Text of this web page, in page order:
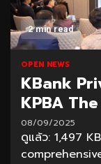
2 min read
OPEN NEWS
KBank
KPBA
08/09/2025
ดูแล้ว: 1,497